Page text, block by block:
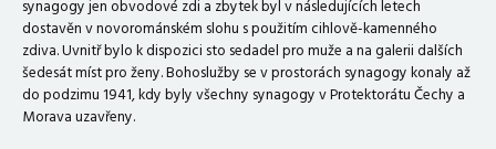
synagogy jen obvodové zdi a zbytek byl v následujících letech
dostavěn v novorománském slohu s použitím cihlově-kamenného
zdiva. Uvnitř bylo k dispozici sto sedadel pro muže a na galerii dalších
šedesát míst pro ženy. Bohoslužby se v prostorách synagogy konaly až
do podzimu 1941, kdy byly všechny synagogy v Protektorátu Čechy a
Morava uzavřeny.